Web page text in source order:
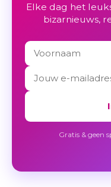
Elke dag het
bizarnieuws,
Gratis & geen